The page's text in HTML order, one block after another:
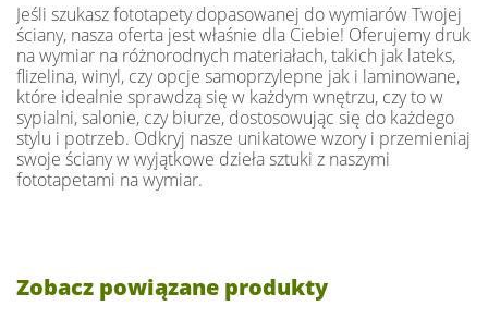
Jeśli szukasz fototapety dopasowanej do wymiarów Twojej
ściany, nasza oferta jest właśnie dla Ciebie! Oferujemy druk
na wymiar na różnorodnych materiałach, takich jak lateks,
flizelina, winyl, czy opcje samoprzylepne jak i laminowane,
które idealnie sprawdzą się w każdym wnętrzu, czy to w
sypialni, salonie, czy biurze, dostosowując się do każdego
stylu i potrzeb. Odkryj nasze unikatowe wzory i przemieniaj
swoje ściany w wyjątkowe dzieła sztuki z naszymi
fototapetami na wymiar.
Zobacz powiązane produkty